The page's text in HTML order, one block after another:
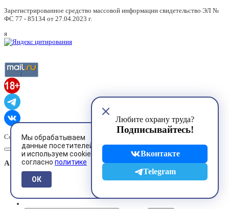
Мы обрабатываем
данные посетителей
и используем cookies
согласно политике
ОК
Любите охрану труда?
Подписывайтесь!
Вконтакте
Telegram
Зарегистрированное средство массовой информации свидетельство ЭЛ №
ФС 77 - 85134 от 27.04.2023 г.
я
Copyright © 2001-2026,www.ohranatruda.ru
Авторизация